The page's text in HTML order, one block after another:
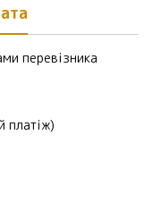
перевізника
платіж)